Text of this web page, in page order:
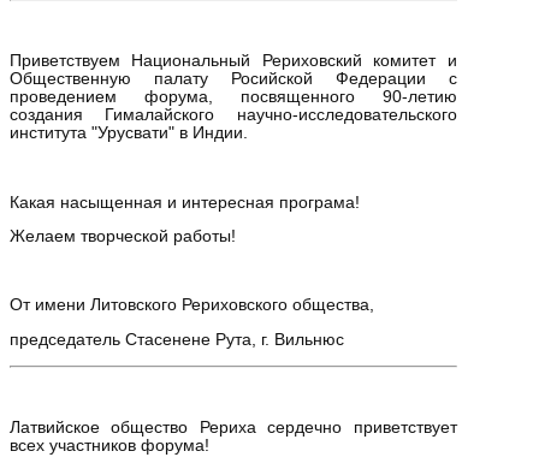
Приветствуем Национальный Рериховский комитет и
Общественную палату Росийской Федерации с
проведением форума, посвященного 90-летию
создания Гималайского научно-исследовательского
института "Урусвати" в Индии.
Какая насыщенная и интересная програма!
Желаем творческой работы!
От имени Литовского Рериховского общества,
председатель Стасенене Рута, г. Вильнюс
Латвийское общество Рериха сердечно приветствует
всех участников форума!